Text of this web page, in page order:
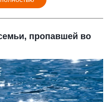
пропавшей во